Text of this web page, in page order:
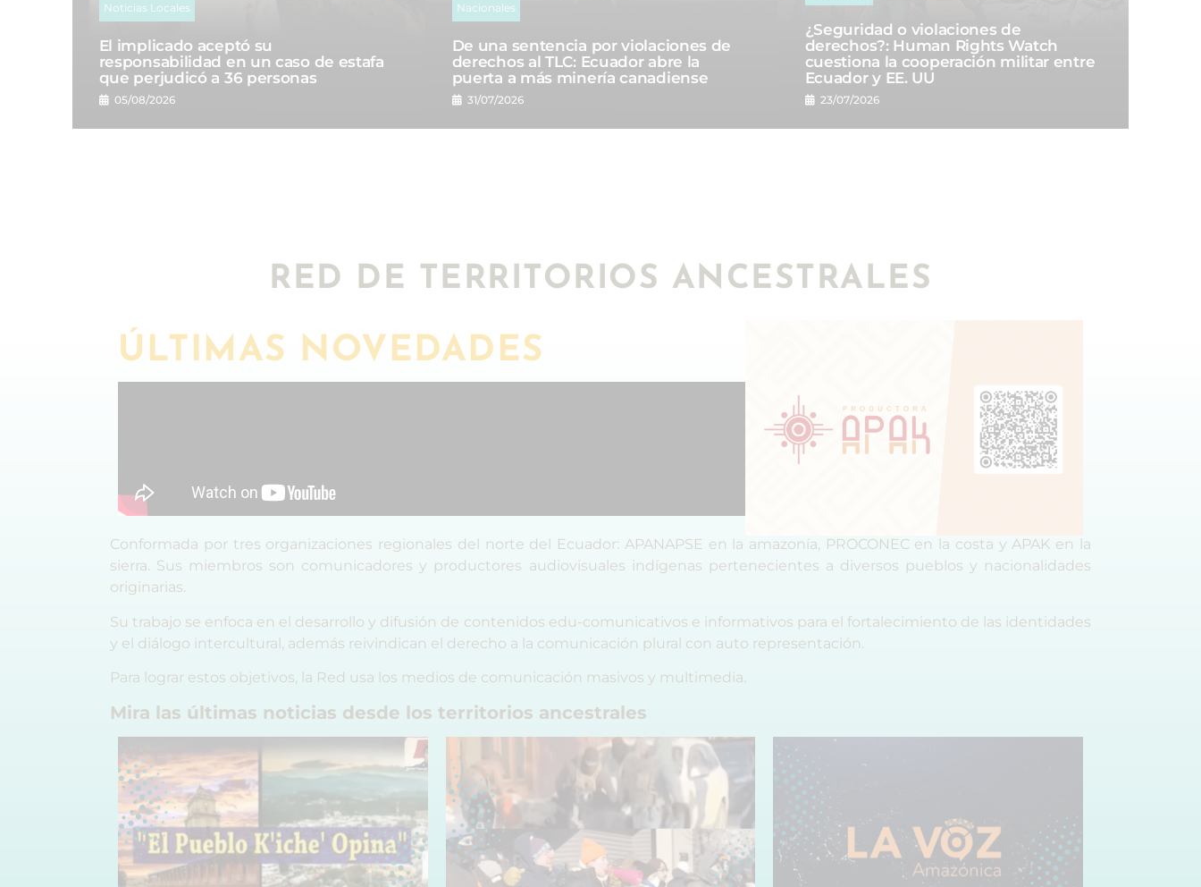
Noticias Locales
El implicado aceptó su
responsabilidad en un caso de estafa
que perjudicó a 36 personas
05/08/2026
Nacionales
De una sentencia por violaciones de
derechos al TLC: Ecuador abre la
puerta a más minería canadiense
31/07/2026
¿Seguridad o violaciones de
derechos?: Human Rights Watch
cuestiona la cooperación militar entre
Ecuador y EE. UU
23/07/2026
RED DE TERRITORIOS ANCESTRALES
ÚLTIMAS NOVEDADES
Conformada por tres organizaciones regionales del norte del Ecuador: APANAPSE en la amazonía, PROCONEC en la costa y APAK en la
sierra. Sus miembros son comunicadores y productores audiovisuales indígenas pertenecientes a diversos pueblos y nacionalidades
originarias.
Su trabajo se enfoca en el desarrollo y difusión de contenidos edu-comunicativos e informativos para el fortalecimiento de las identidades
y el diálogo intercultural, además reivindican el derecho a la comunicación plural con auto representación.
Para lograr estos objetivos, la Red usa los medios de comunicación masivos y multimedia.
Mira las últimas noticias desde los territorios ancestrales